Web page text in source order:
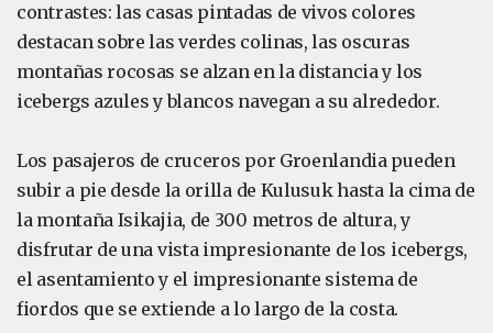
contrastes: las casas pintadas de vivos colores
destacan sobre las verdes colinas, las oscuras
montañas rocosas se alzan en la distancia y los
icebergs azules y blancos navegan a su alrededor.
Los pasajeros de cruceros por Groenlandia pueden
subir a pie desde la orilla de Kulusuk hasta la cima de
la montaña Isikajia, de 300 metros de altura, y
disfrutar de una vista impresionante de los icebergs,
el asentamiento y el impresionante sistema de
fiordos que se extiende a lo largo de la costa.